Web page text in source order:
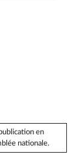
en
nationale.